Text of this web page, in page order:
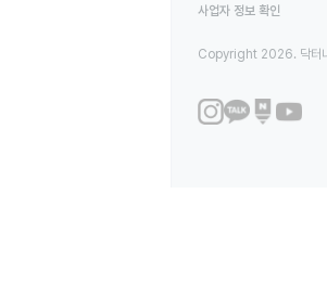
사업자 정보 확인
Copyright 2026. 닥터